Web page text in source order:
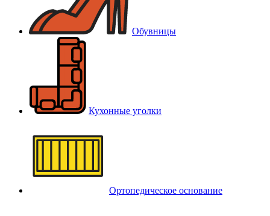
Обувницы
Кухонные уголки
Ортопедическое основание